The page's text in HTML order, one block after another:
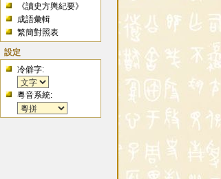
《讀史方輿紀要》
成語彙輯
繁簡對照表
設定
冷僻字:
粵音系統: